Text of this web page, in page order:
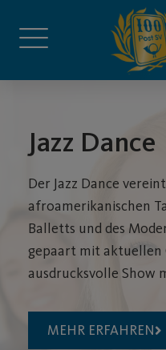
Jazz Dance
Der Jazz Dance
afroamerikanischen
Balletts und des
gepaart mit
ausdrucksvolle Show
MEHR ERFAHREN